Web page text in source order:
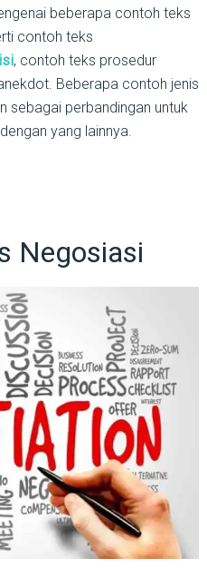
beberapa contoh teks
contoh teks
, contoh teks prosedur
Beberapa contoh jenis
sebagai perbandingan untuk
yang lainnya.
Negosiasi